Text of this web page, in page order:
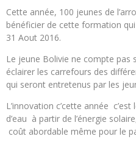
Cette année, 100 jeunes de
bénéficier de cette formation
31 Aout 2016.
Le jeune Bolivie ne compte
éclairer les carrefours des
qui seront entretenus par les
L’innovation c’cette année
d’eau à partir de l’énergie
coût abordable même pour le